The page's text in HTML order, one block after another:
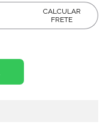
CALCULAR
FRETE